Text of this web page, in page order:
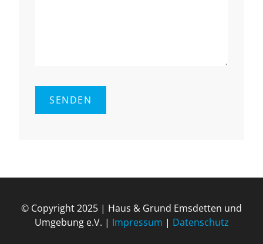
© Copyright 2025 | Haus & Grund Ems­det­ten und
Um­ge­bung e.V. | Impressum | Datenschutz